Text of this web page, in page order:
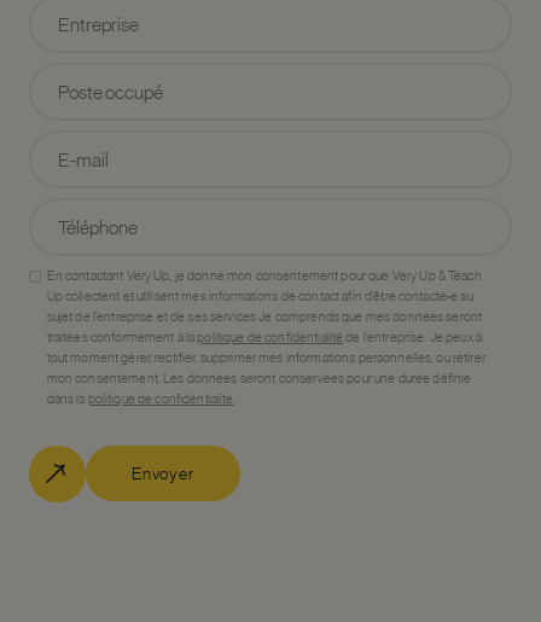
En contactant Very Up, je donne mon consentement pour que Very Up & Teach
Up collectent et utilisent mes informations de contact afin d’être contacté•e au
sujet de l’entreprise et de ses services Je comprends que mes données seront
traitées conformément à lapolitique de confidentialité de l’entreprise. Je peux à
tout moment gérer, rectifier, supprimer mes informations personnelles, ou retirer
mon consentement. Les données seront conservées pour une durée définie
dans la politique de confidentialité
Envoyer